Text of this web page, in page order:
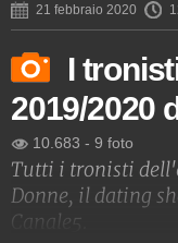
21 febbraio 2020
I
2019/2020
10.683 - 9 foto
Tutti i tronisti
Donne, il dating
Canale5.